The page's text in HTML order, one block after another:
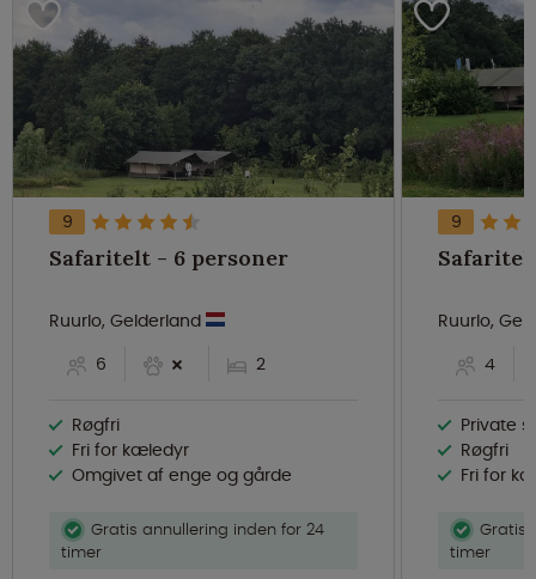
9
Safaritelt - 6 personer
Ruurlo, Gelderland
6
2
Røgfri
Fri for kæledyr
Omgivet af enge og gårde
Gratis annullering inden for 24
timer
9
Ruurlo,
4
Private
Røgfri
Fri for
Gratis
timer